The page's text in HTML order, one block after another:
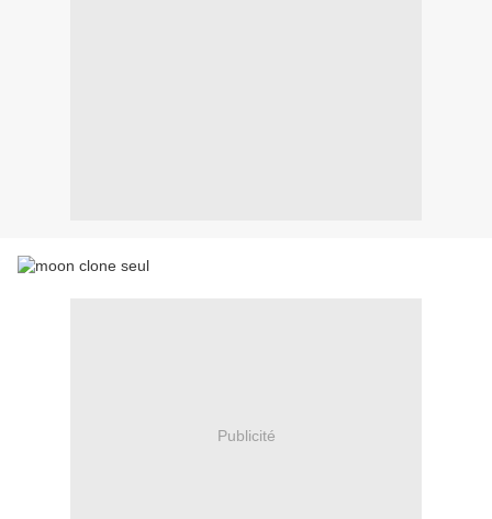
Publicité